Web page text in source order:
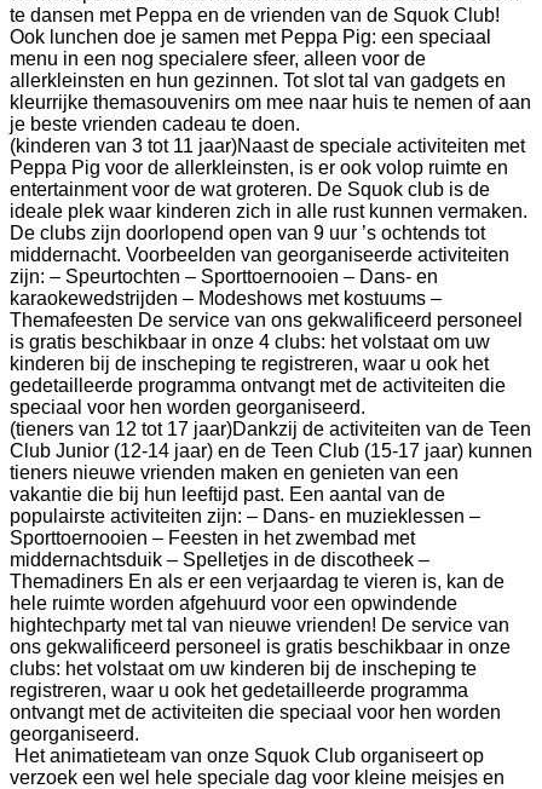
te dansen met Peppa en de vrienden van de Squok Club!
Ook lunchen doe je samen met Peppa Pig: een speciaal
menu in een nog specialere sfeer, alleen voor de
allerkleinsten en hun gezinnen. Tot slot tal van gadgets en
kleurrijke themasouvenirs om mee naar huis te nemen of aan
je beste vrienden cadeau te doen.
(kinderen van 3 tot 11 jaar)Naast de speciale activiteiten met
Peppa Pig voor de allerkleinsten, is er ook volop ruimte en
entertainment voor de wat groteren. De Squok club is de
ideale plek waar kinderen zich in alle rust kunnen vermaken.
De clubs zijn doorlopend open van 9 uur ’s ochtends tot
middernacht. Voorbeelden van georganiseerde activiteiten
zijn: – Speurtochten – Sporttoernooien – Dans- en
karaokewedstrijden – Modeshows met kostuums –
Themafeesten De service van ons gekwalificeerd personeel
is gratis beschikbaar in onze 4 clubs: het volstaat om uw
kinderen bij de inscheping te registreren, waar u ook het
gedetailleerde programma ontvangt met de activiteiten die
speciaal voor hen worden georganiseerd.
(tieners van 12 tot 17 jaar)Dankzij de activiteiten van de Teen
Club Junior (12-14 jaar) en de Teen Club (15-17 jaar) kunnen
tieners nieuwe vrienden maken en genieten van een
vakantie die bij hun leeftijd past. Een aantal van de
populairste activiteiten zijn: – Dans- en muzieklessen –
Sporttoernooien – Feesten in het zwembad met
middernachtsduik – Spelletjes in de discotheek –
Themadiners En als er een verjaardag te vieren is, kan de
hele ruimte worden afgehuurd voor een opwindende
hightechparty met tal van nieuwe vrienden! De service van
ons gekwalificeerd personeel is gratis beschikbaar in onze
clubs: het volstaat om uw kinderen bij de inscheping te
registreren, waar u ook het gedetailleerde programma
ontvangt met de activiteiten die speciaal voor hen worden
georganiseerd.
Het animatieteam van onze Squok Club organiseert op
verzoek een wel hele speciale dag voor kleine meisjes en